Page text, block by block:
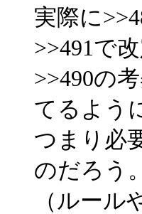
実際に
>>491で
>>490の
てるよう
つまり必
のだろう。
（ルー